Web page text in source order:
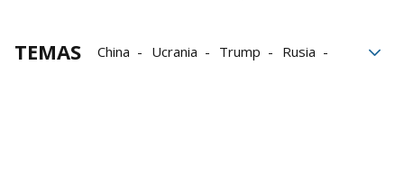
TEMAS China Ucrania Trump
Rusia